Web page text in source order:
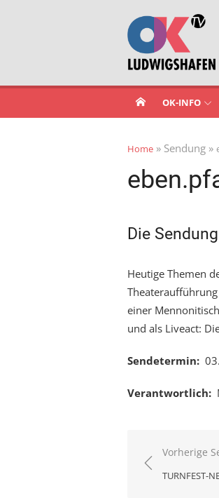
OK-INFO
Home » Sendung »
Die
Heutige Themen
einer
und als Liveact:
Sendetermin:
Verantwortlich:
Vorherige
TURNFEST-